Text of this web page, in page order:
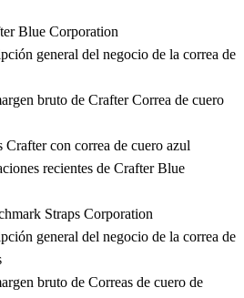
Blue Corporation
general del negocio de la correa de
bruto de Crafter Correa de cuero
con correa de cuero azul
recientes de Crafter Blue
Straps Corporation
general del negocio de la correa de
bruto de Correas de cuero de